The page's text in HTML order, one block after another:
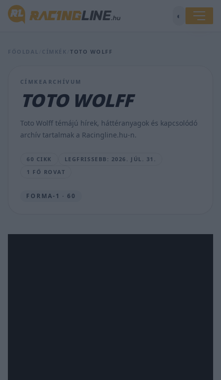
◐
FŐOLDAL CÍMKÉK /TOTO WOLFF
CÍMKEARCHÍVUM
TOTO WOLFF
Toto Wolff témájú hírek, háttéranyagok és kapcsolódó
archív tartalmak a Racingline.hu-n.
60 CIKK
LEGFRISSEBB: 2026. JÚL. 31.
1 FŐ ROVAT
FORMA-1 · 60
Itt
a
Verstappen
egy
nyugis
helyre
rivális
csapatfőnökkel
2026.